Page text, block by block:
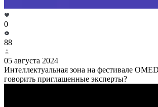
0
88
05 августа 2024
Интеллектуальная зона на фестивале
говорить приглашенные эксперты?